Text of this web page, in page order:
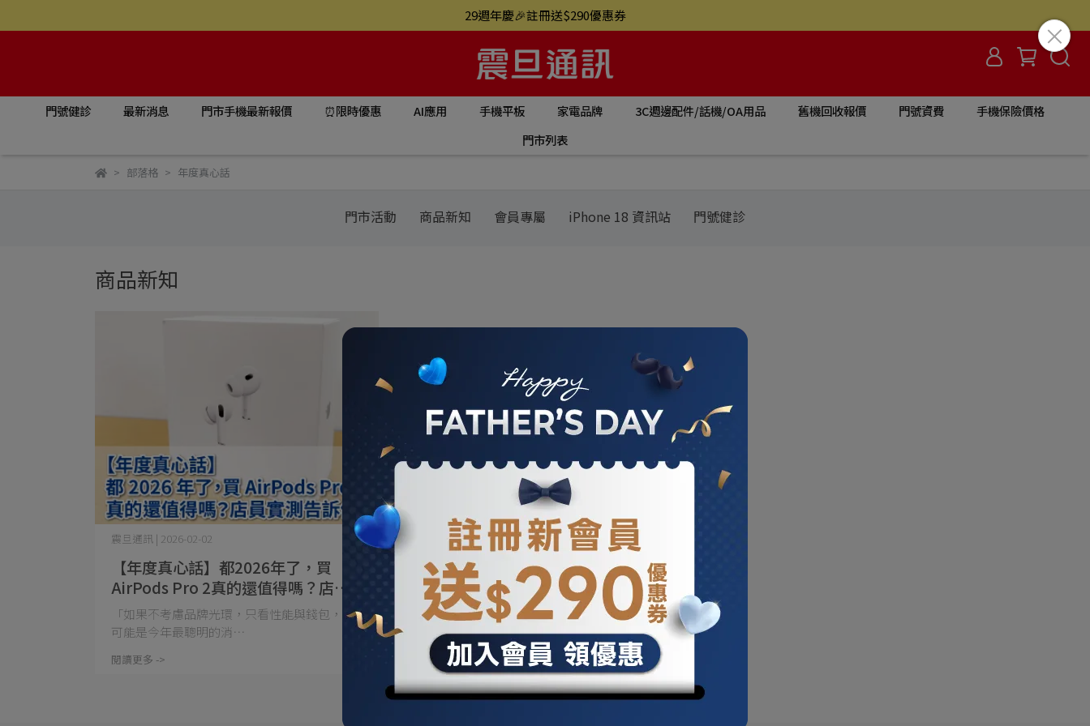
29週年慶🎉註冊送$290優惠券
門號健診 最新消息 門市手機最新報價 ⏰限時優惠 AI應用 手機平板 家電品牌 3C週邊配件/話機/OA用品 舊機回收報價 門號資費
手機保險價格
門市列表
部落格 年度真心話
門市活動 商品新知 會員專屬 iPhone 18 資訊站 門號健診
商品新知
【年度真心話】都2026年了，買
AirPods Pro 2真的還值得嗎？店員
實測告訴你！
震旦通訊 | 2026-02-02
「如果不考慮品牌光環，只看性能與錢包，這
可能是今年最聰明的消⋯
閱讀更多 ->